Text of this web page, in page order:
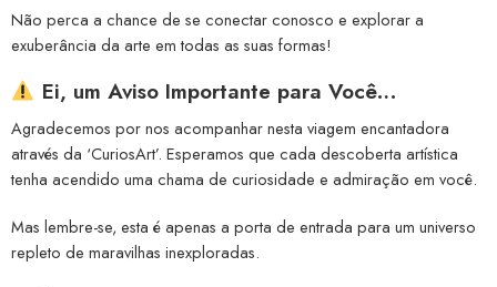
Não perca a chance de se conectar conosco e explorar a
exuberância da arte em todas as suas formas!
Ei, um Aviso Importante para Você…
Agradecemos por nos acompanhar nesta viagem encantadora
através da ‘CuriosArt’. Esperamos que cada descoberta artística
tenha acendido uma chama de curiosidade e admiração em você.
Mas lembre-se, esta é apenas a porta de entrada para um universo
repleto de maravilhas inexploradas.